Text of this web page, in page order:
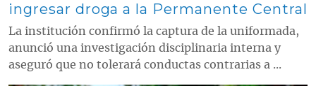
ingresar droga a la Permanente Central
La institución confirmó la captura de la uniformada,
anunció una investigación disciplinaria interna y
aseguró que no tolerará conductas contrarias a ...